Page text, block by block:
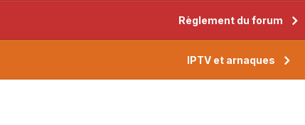
Règlement du forum
IPTV et arnaques